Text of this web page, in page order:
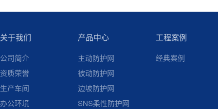
关于我们
公司简介
资质荣誉
生产车间
办公环境
产品中心
主动防护网
被动防护网
边坡防护网
SNS柔性防护网
工程案例
经典案例